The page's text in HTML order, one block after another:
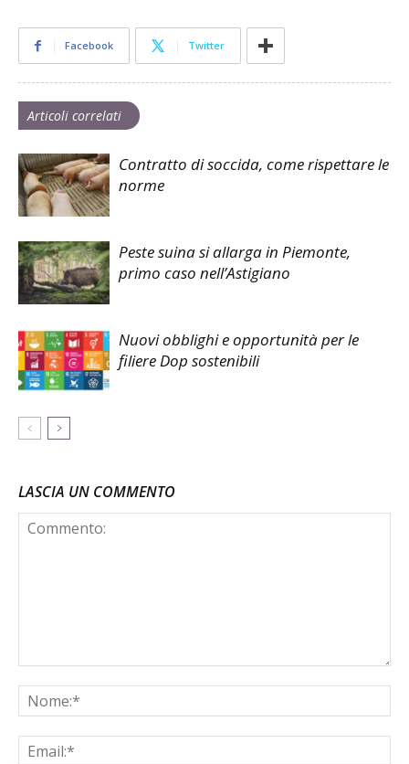
Facebook Twitter
Articoli correlati
Contratto di soccida, come rispettare le
norme
Peste suina si allarga in Piemonte,
primo caso nell’Astigiano
Nuovi obblighi e opportunità per le
filiere Dop sostenibili
LASCIA UN COMMENTO